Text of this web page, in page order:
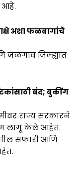
आहे.
अशा फळबागांचे
जळगाव जिल्ह्यात
बंद; बुकींग
राज्य सरकारने
लागू केले आहेत.
सफारी आणि